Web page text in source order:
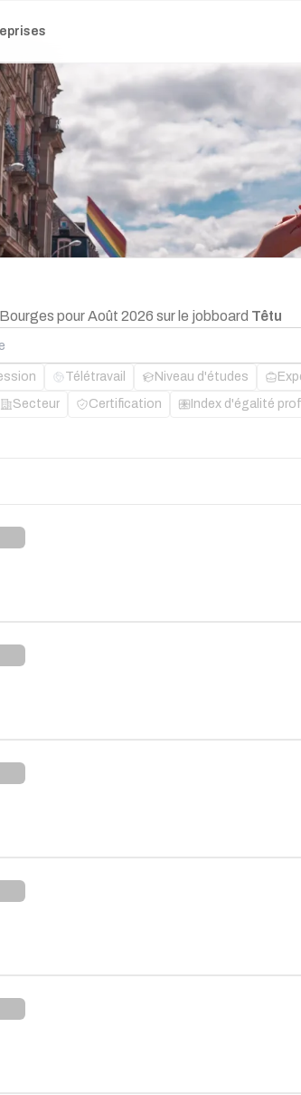
pour Août 2026 sur le jobboard Têtu
Télétravail Niveau d'études
Secteur Certification Index d'égalité